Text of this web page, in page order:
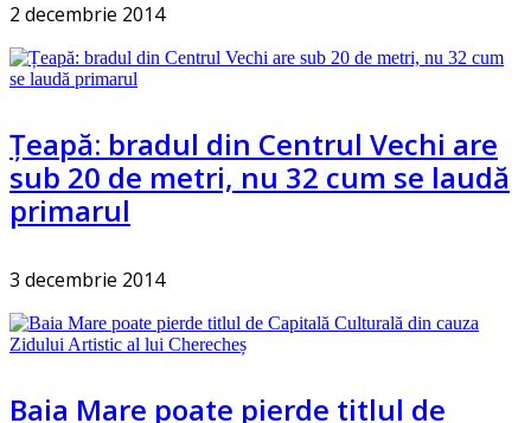
2 decembrie 2014
Țeapă: bradul din Centrul Vechi are
sub 20 de metri, nu 32 cum se laudă
primarul
3 decembrie 2014
Baia Mare poate pierde titlul de